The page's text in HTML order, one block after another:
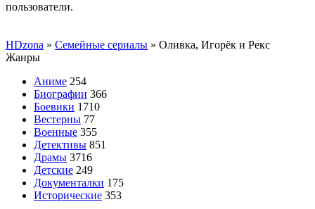
пользователи.
HDzona » Семейные сериалы » Оливка, Игорёк и Рекс
Жанры
Аниме 254
Биографии 366
Боевики 1710
Вестерны 77
Военные 355
Детективы 851
Драмы 3716
Детские 249
Документалки 175
Исторические 353